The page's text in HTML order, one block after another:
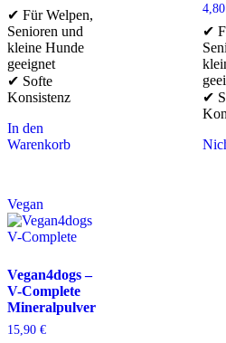
✔ Für Welpen,
Senioren und
kleine Hunde
geeignet
✔ Softe
Konsistenz
In den
Warenkorb
4,80
✔
✔
Vegan
Vegan4dogs –
V-Complete
Mineralpulver
15,90 €